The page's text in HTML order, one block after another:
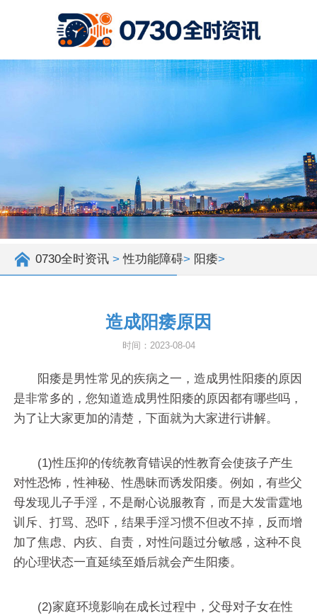
0730全时资讯 >性功能障碍> 阳痿>
造成阳痿原因
时间：2023-08-04
阳痿是男性常见的疾病之一，造成男性阳痿的原因
是非常多的，您知道造成男性阳痿的原因都有哪些吗，
为了让大家更加的清楚，下面就为大家进行讲解。
(1)性压抑的传统教育错误的性教育会使孩子产生
对性恐怖，性神秘、性愚昧而诱发阳痿。例如，有些父
母发现儿子手淫，不是耐心说服教育，而是大发雷霆地
训斥、打骂、恐吓，结果手淫习惯不但改不掉，反而增
加了焦虑、内疚、自责，对性问题过分敏感，这种不良
的心理状态一直延续至婚后就会产生阳痿。
(2)家庭环境影响在成长过程中，父母对子女在性